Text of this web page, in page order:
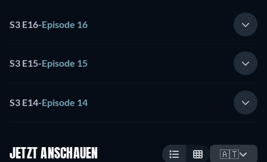
S3 E16-Episode 16
S3 E15-Episode 15
S3 E14-Episode 14
JETZT ANSCHAUEN 🇦🇹